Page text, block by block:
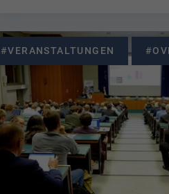
#VERANSTALTUNGEN